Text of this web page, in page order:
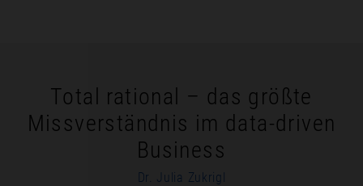
Total rational – das größte
Missverständnis im data-driven
Business
Dr. Julia Zukrigl